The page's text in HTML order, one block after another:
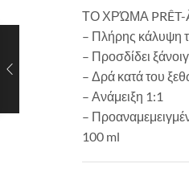
ΤΟ ΧΡΏΜΑ PRÊT-
– Πλήρης κάλυψη
– Προσδίδει
– Δρά κατά του
– Ανάμειξη 1:1
–
100 ml